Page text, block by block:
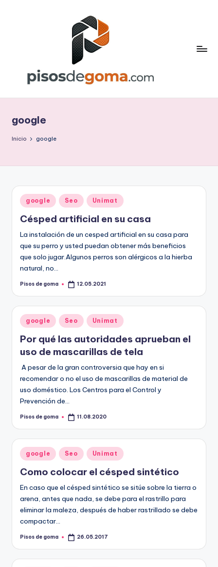
o
s
G
o
m
a
google
Inicio google
Publicado
en
google Seo Unimat
Césped artificial en su casa
La instalación de un cesped artificial en su casa para
que su perro y usted puedan obtener más beneficios
que solo jugar.Algunos perros son alérgicos a la hierba
natural, no…
Publicado
Pisos de goma 12.05.2021
Publicado
en
google Seo Unimat
Por qué las autoridades aprueban el
uso de mascarillas de tela
A pesar de la gran controversia que hay en si
recomendar o no el uso de mascarillas de material de
uso doméstico. Los Centros para el Control y
Prevención de…
Publicado
Pisos de goma 11.08.2020
Publicado
en
google Seo Unimat
Como colocar el césped sintético
En caso que el césped sintético se sitúe sobre la tierra o
arena, antes que nada, se debe para el rastrillo para
eliminar la maleza, después de haber rastrillado se debe
compactar…
Publicado
Pisos de goma 26.05.2017